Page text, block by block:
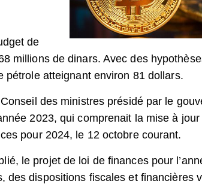
de
millions de dinars. Avec des
pétrole atteignant environ 81 dollars.
des ministres présidé par le
2023, qui comprenait la mise à jour
pour 2024, le 12 octobre courant.
le projet de loi de finances pour
des dispositions fiscales et financières